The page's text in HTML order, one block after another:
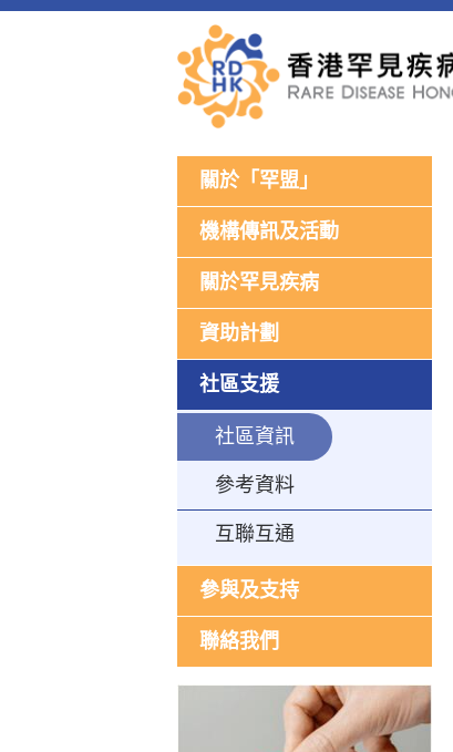
關於「罕盟」
機構傳訊及活動
關於罕見疾病
資助計劃
社區支援
社區資訊
參考資料
互聯互通
參與及支持
聯絡我們